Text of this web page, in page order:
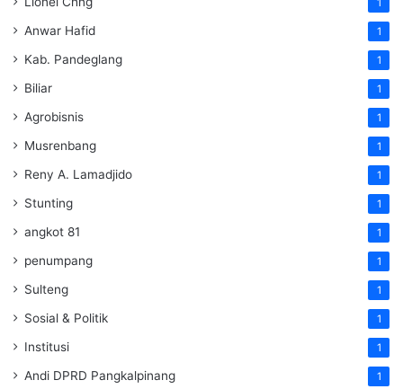
1
Anwar Hafid 1
Kab. Pandeglang 1
Biliar 1
Agrobisnis 1
Musrenbang 1
Reny A. Lamadjido 1
Stunting 1
angkot 81 1
penumpang 1
Sulteng 1
Sosial & Politik 1
Institusi 1
Andi DPRD Pangkalpinang 1